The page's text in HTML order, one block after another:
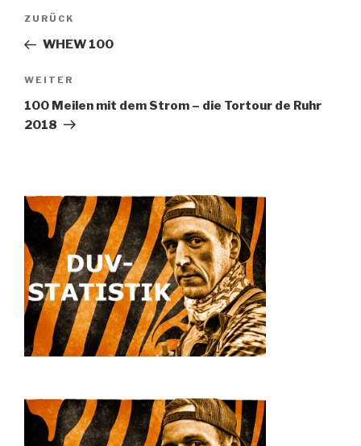
Beitragsnavigation
Vorheriger
Beitrag
ZURÜCK
WHEW 100
Nächster
Beitrag
WEITER
100 Meilen mit dem Strom – die Tortour de Ruhr
2018